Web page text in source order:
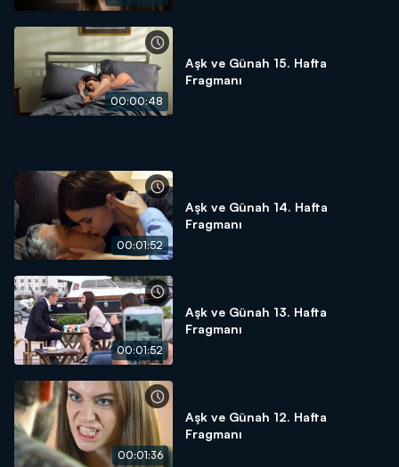
00:00:48
Aşk ve Günah 15. Hafta
Fragmanı
00:01:52
Aşk ve Günah 14. Hafta
Fragmanı
00:01:52
Aşk ve Günah 13. Hafta
Fragmanı
00:01:36
Aşk ve Günah 12. Hafta
Fragmanı